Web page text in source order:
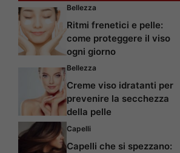
Bellezza
Ritmi frenetici e pelle:
come proteggere il viso
ogni giorno
Bellezza
Creme viso idratanti per
prevenire la secchezza
della pelle
Capelli
Capelli che si spezzano: